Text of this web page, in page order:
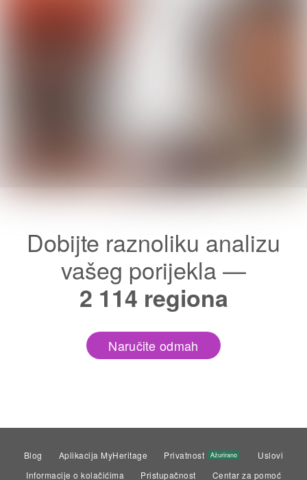
Dobijte raznoliku analizu
vašeg porijekla —
2 114 regiona
Naručite odmah
Blog Aplikacija MyHeritage Privatnost Ažurirano
Uslovi
Informacije o kolačićima
Pristupačnost Centar za pomoć